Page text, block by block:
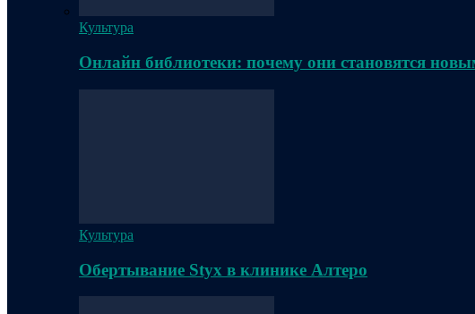
Культура
Онлайн библиотеки: почему они становятся
Культура
Обертывание Styx в клинике Алтеро